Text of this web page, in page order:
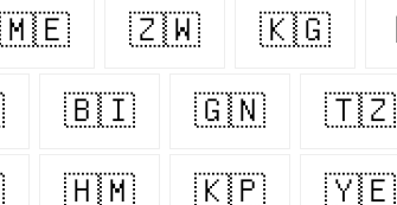
🇲🇪 🇿🇼 🇰🇬
🇧🇮 🇬🇳 🇹🇿
🇭🇲 🇰🇵 🇾🇪